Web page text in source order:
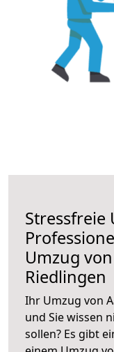
Stressfreie
Umzug
Riedlingen
Ihr Umzug von
und Sie wissen
sollen? Es gibt